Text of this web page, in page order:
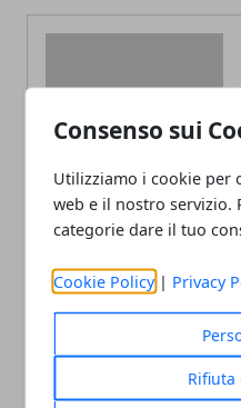
Consenso sui
Utilizziamo i cookie per
web e il nostro servizio.
categorie dare il tuo
Cookie Policy | Privacy
Rifiuta